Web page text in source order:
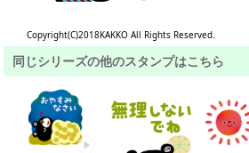
Copyright(C)2018KAKKO All Rights Reserved.
同じシリーズの他のスタンプはこちら